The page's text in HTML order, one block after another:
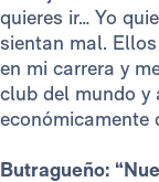
quieres ir… Yo
sientan mal.
en mi carrera y
club del mundo y
económicamente
Butragueño: